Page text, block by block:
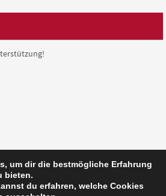
vonNirvana&WordPress.
um dir die bestmögliche Erfahrung
bieten.
du erfahren, welche Cookies